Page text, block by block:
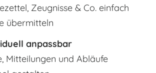
Zeugnisse & Co. einfach
übermitteln
anpassbar
Mitteilungen und Abläufe